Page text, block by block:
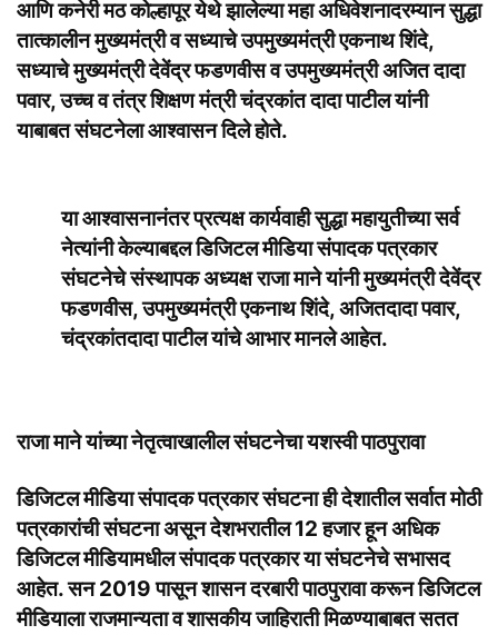
आणि कनेरी मठ कोल्हापूर येथे झालेल्या महा अधिवेशनादरम्यान सुद्धा
तात्कालीन मुख्यमंत्री व सध्याचे उपमुख्यमंत्री एकनाथ शिंदे,
सध्याचे मुख्यमंत्री देवेंद्र फडणवीस व उपमुख्यमंत्री अजित दादा
पवार, उच्च व तंत्र शिक्षण मंत्री चंद्रकांत दादा पाटील यांनी
याबाबत संघटनेला आश्वासन दिले होते.
या आश्वासनानंतर प्रत्यक्ष कार्यवाही सुद्धा महायुतीच्या सर्व
नेत्यांनी केल्याबद्दल डिजिटल मीडिया संपादक पत्रकार
संघटनेचे संस्थापक अध्यक्ष राजा माने यांनी मुख्यमंत्री देवेंद्र
फडणवीस, उपमुख्यमंत्री एकनाथ शिंदे, अजितदादा पवार,
चंद्रकांतदादा पाटील यांचे आभार मानले आहेत.
राजा माने यांच्या नेतृत्वाखालील संघटनेचा यशस्वी पाठपुरावा
डिजिटल मीडिया संपादक पत्रकार संघटना ही देशातील सर्वात मोठी
पत्रकारांची संघटना असून देशभरातील 12 हजार हून अधिक
डिजिटल मीडियामधील संपादक पत्रकार या संघटनेचे सभासद
आहेत. सन 2019 पासून शासन दरबारी पाठपुरावा करून डिजिटल
मीडियाला राजमान्यता व शासकीय जाहिराती मिळण्याबाबत सतत